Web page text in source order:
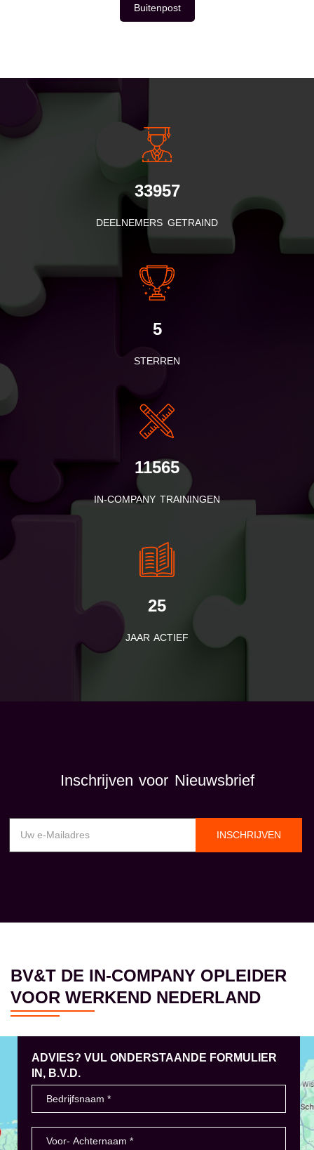
Buitenpost
INSIDE INFORMATIE
33957
DEELNEMERS GETRAIND
5
STERREN
11565
IN-COMPANY TRAININGEN
25
JAAR ACTIEF
Inschrijven voor Nieuwsbrief
INSCHRIJVEN
BV&T DE IN-COMPANY OPLEIDER
VOOR WERKEND NEDERLAND
ADVIES? VUL ONDERSTAANDE FORMULIER
IN, B.V.D.